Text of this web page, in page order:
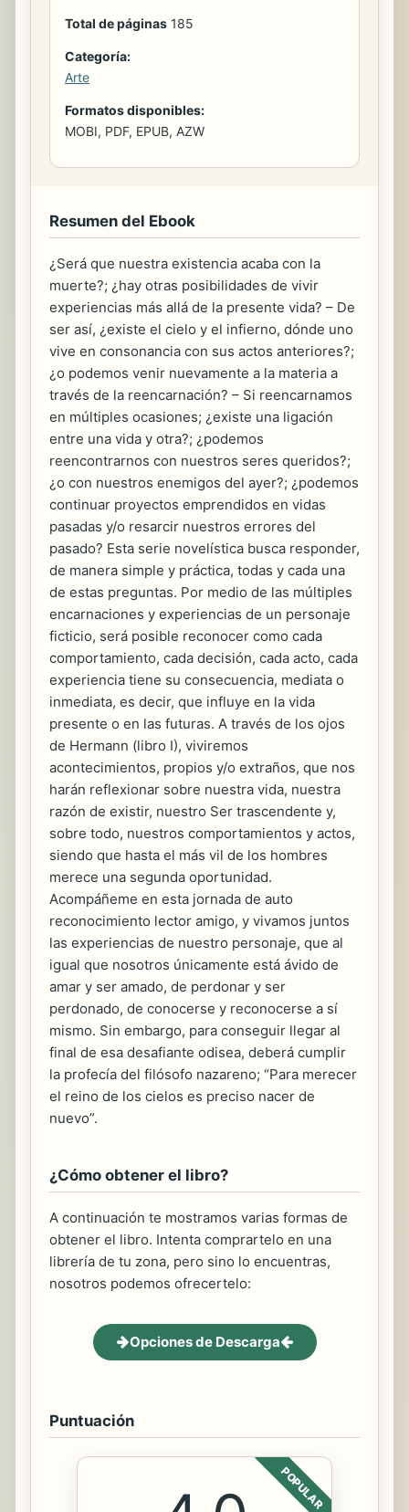
Total de páginas 185
Categoría:
Arte
Formatos disponibles:
MOBI, PDF, EPUB, AZW
Resumen del Ebook
¿Será que nuestra existencia acaba con la
muerte?; ¿hay otras posibilidades de vivir
experiencias más allá de la presente vida? – De
ser así, ¿existe el cielo y el infierno, dónde uno
vive en consonancia con sus actos anteriores?;
¿o podemos venir nuevamente a la materia a
través de la reencarnación? – Si reencarnamos
en múltiples ocasiones; ¿existe una ligación
entre una vida y otra?; ¿podemos
reencontrarnos con nuestros seres queridos?;
¿o con nuestros enemigos del ayer?; ¿podemos
continuar proyectos emprendidos en vidas
pasadas y/o resarcir nuestros errores del
pasado? Esta serie novelística busca responder,
de manera simple y práctica, todas y cada una
de estas preguntas. Por medio de las múltiples
encarnaciones y experiencias de un personaje
ficticio, será posible reconocer como cada
comportamiento, cada decisión, cada acto, cada
experiencia tiene su consecuencia, mediata o
inmediata, es decir, que influye en la vida
presente o en las futuras. A través de los ojos
de Hermann (libro I), viviremos
acontecimientos, propios y/o extraños, que nos
harán reflexionar sobre nuestra vida, nuestra
razón de existir, nuestro Ser trascendente y,
sobre todo, nuestros comportamientos y actos,
siendo que hasta el más vil de los hombres
merece una segunda oportunidad.
Acompáñeme en esta jornada de auto
reconocimiento lector amigo, y vivamos juntos
las experiencias de nuestro personaje, que al
igual que nosotros únicamente está ávido de
amar y ser amado, de perdonar y ser
perdonado, de conocerse y reconocerse a sí
mismo. Sin embargo, para conseguir llegar al
final de esa desafiante odisea, deberá cumplir
la profecía del filósofo nazareno; “Para merecer
el reino de los cielos es preciso nacer de
nuevo”.
¿Cómo obtener el libro?
A continuación te mostramos varias formas de
obtener el libro. Intenta comprartelo en una
librería de tu zona, pero sino lo encuentras,
nosotros podemos ofrecertelo:
Opciones de Descarga
Puntuación
POPULAR